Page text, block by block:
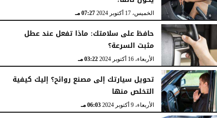
الخميس، 17 أكتوبر 2024 07:27 مـ
حافظ على سلامتك: ماذا تفعل عند عطل
مثبت السرعة؟
الأربعاء، 16 أكتوبر 2024 03:22 مـ
تحويل سيارتك إلى مصنع روائح؟ إليك كيفية
التخلص منها
الأربعاء، 9 أكتوبر 2024 06:03 مـ